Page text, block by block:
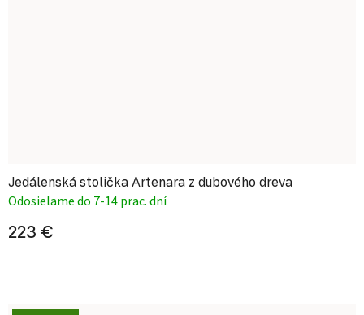
Jedálenská stolička Artenara z dubového dreva
Odosielame do 7-14 prac. dní
223 €